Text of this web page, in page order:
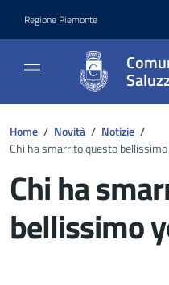
Regione Piemonte
Home / Novità / Notizie /
Chi ha smarrito questo
Chi ha
bellissimo